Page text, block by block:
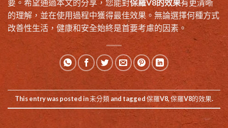
要。希望通過本文的分享，您能對保羅V8的效果有更清晰
的理解，並在使用過程中獲得最佳效果。無論選擇何種方式
改善性生活，健康和安全始終是首要考慮的因素。
This entry was posted in未分類and tagged保羅V8,保羅V8的效果.